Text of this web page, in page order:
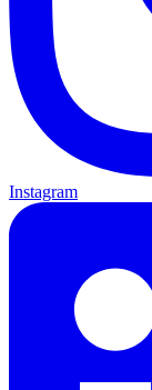
Instagram